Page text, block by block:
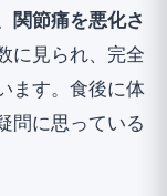
要なステップ
た供給源を含
関節痛を悪化さ
に見られ、完全
ます。食後に体
問に思っている